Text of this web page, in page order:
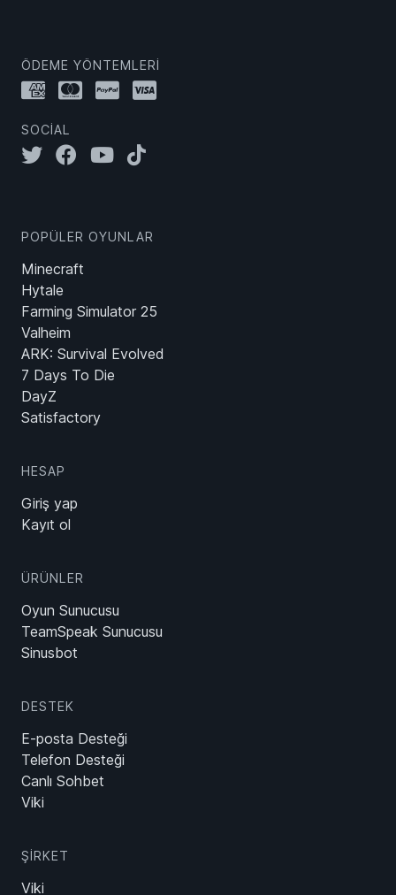
ÖDEME YÖNTEMLERI
SOCIAL
POPÜLER OYUNLAR
Minecraft
Hytale
Farming Simulator 25
Valheim
ARK: Survival Evolved
7 Days To Die
DayZ
Satisfactory
HESAP
Giriş yap
Kayıt ol
ÜRÜNLER
Oyun Sunucusu
TeamSpeak Sunucusu
Sinusbot
DESTEK
E-posta Desteği
Telefon Desteği
Canlı Sohbet
Viki
ŞIRKET
Viki